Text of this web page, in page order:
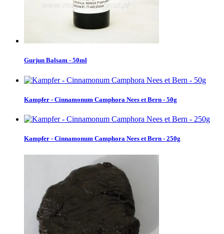
Gurjun Balsam - 50ml
Kampfer - Cinnamonum Camphora Nees et Bern - 50g
Kampfer - Cinnamonum Camphora Nees et Bern - 250g